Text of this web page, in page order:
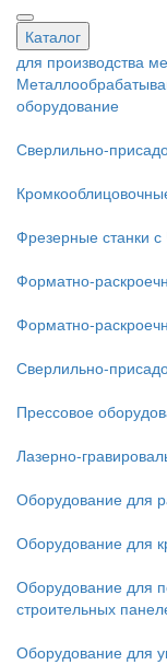
Каталог
для производства
оборудование
Сверлильно-
Фрезерные станки
Форматно-
Форматно-
Сверлильно-
Прессовое
Лазерно-
Оборудование для
Оборудование для
Оборудование для
строительных
Оборудование для